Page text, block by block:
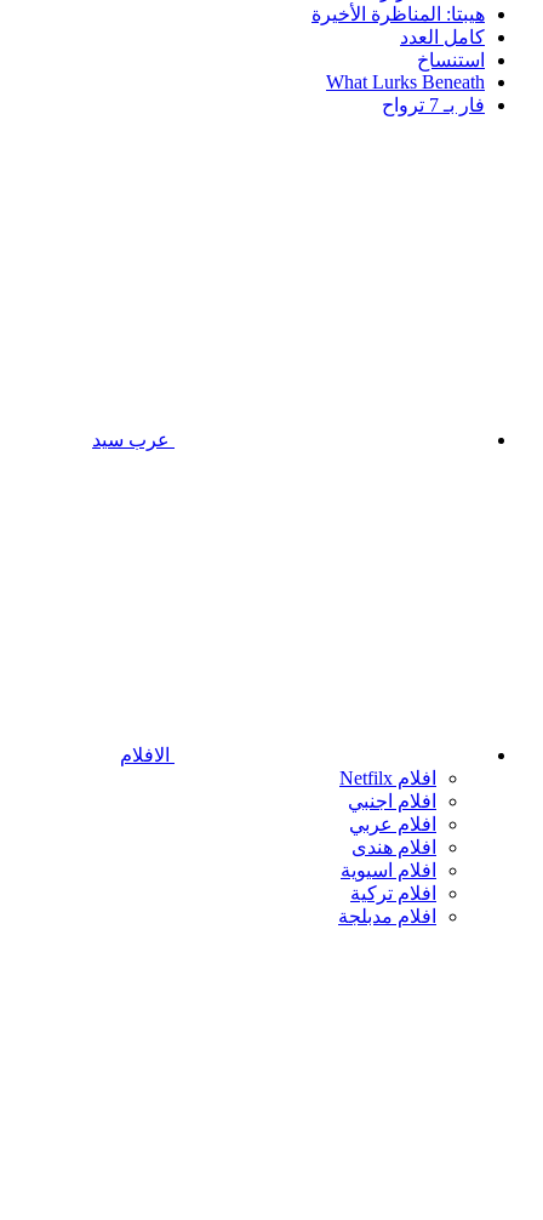
هيبتا: المناظرة الأخيرة
كامل العدد
استنساخ
What Lurks Beneath
فار بـ 7 ترواح
عرب سيد
الافلام
افلام Netfilx
افلام اجنبي
افلام عربي
افلام هندى
افلام اسيوية
افلام تركية
افلام مدبلجة